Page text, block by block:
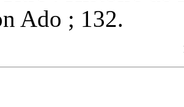
Ado ; 132.